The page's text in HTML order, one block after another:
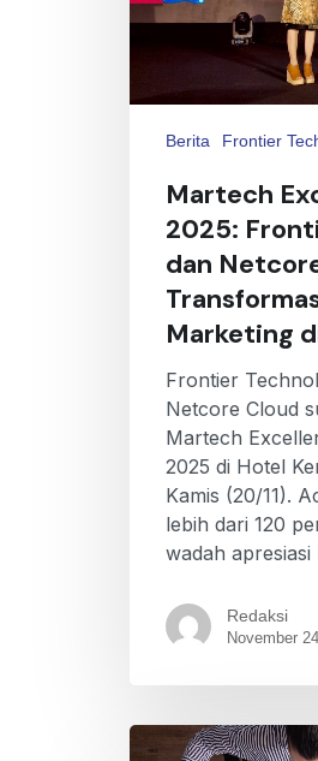
Berita Frontier
Martech
2025:
dan
Marketing
Frontier
Netcore Cloud
Martech
2025 di Hotel
Kamis (20/11).
lebih dari 120
wadah
Redaksi
November